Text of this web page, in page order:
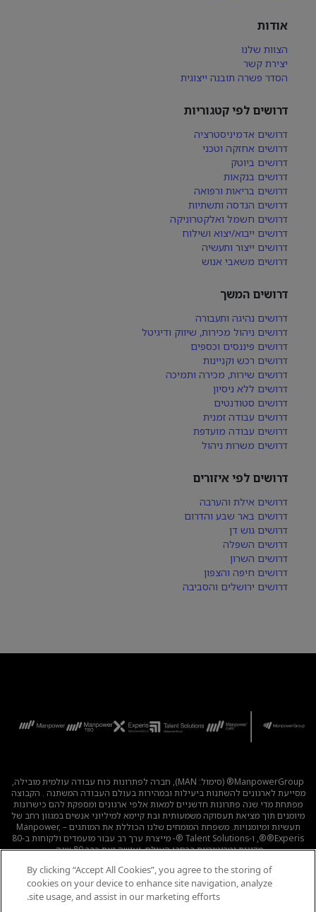
אודות
הצוות שלנו
יצירת קשר
הסדר פשרה תובנה ייצוגית
דרושים לפי קטגוריות
דרושים אדמיניסטרציה
דרושים אחזקה וטכני
דרושים ביוטק
דרושים בנקאות
דרושים בריאות ורפואה
דרושים הנדסה ותשתיות
דרושים חשמל ואלקטרוניקה
דרושים ייבוא/יצוא ושילוח
דרושים ייצור ותעשיה
דרושים משאבי אנוש
דרושים המשך
דרושים נהיגה ותעבורה
דרושים ניהול מכירות, שיווק ודיגיטל
דרושים פיננסים וכספים
דרושים רכש וקניינות
דרושים שירות, מכירה ותמיכה
דרושים ללא ניסיון
דרושים סטודנטים
דרושים עבודה זמנית
דרושים עבודה מועדפת
דרושים משרות ניהול
דרושים לפי איזורים
דרושים אילת והערבה
דרושים באר שבע והדרום
דרושים גוש דן
דרושים השפלה
דרושים השרון
דרושים חיפה והצפון
דרושים ירושלים והסביבה
ManpowerGroup® (סימול: MAN), חברה לפתרונות כוח עבודה עולמית מובילה,
מסייעת לארגונים להשתנות ביעילות ובמהירות בעולם העבודה המשתנה . הקבוצה
מפתחת מדי שנה פתרונות חדשניים למאות אלפי ארגונים ומספקת להם כישרונות
מיומנים תוך מציאת תעסוקה משמעותית ובת קיימא למיליוני אנשים במגוון רחב של
תעשיות ומיומנויות. משפחת המומחים שלנו הכוללת את המותגים – Manpower,
®Experis®, ו-Talent Solutions ®- מייצרת ערך רב עבור מועמדים ולקוחות ב-80
מדינות וטריטוריות ברחבי העולם, ועושה זאת כבר 80 שנה.
לכל המשרות | מדיניות הפרטיות | תנאי השימוש | נגישות
קוד אתי
|
By clicking “Accept All Cookies”, you agree to the storing of
cookies on your device to enhance site navigation, analyze
site usage, and assist in our marketing efforts.